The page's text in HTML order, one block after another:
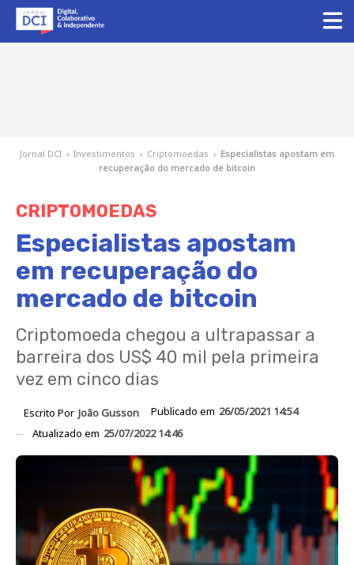
Jornal DCI › Investimentos › Criptomoedas › Especialistas apostam em
recuperação do mercado de bitcoin
CRIPTOMOEDAS
Especialistas apostam
em recuperação do
mercado de bitcoin
Criptomoeda chegou a ultrapassar a
barreira dos US$ 40 mil pela primeira
vez em cinco dias
Escrito Por João Gusson Publicado em 26/05/2021 14:54
Atualizado em 25/07/2022 14:46